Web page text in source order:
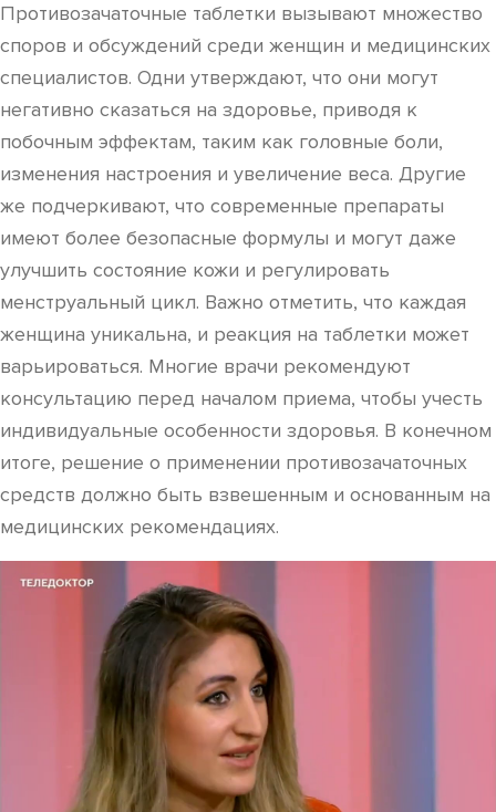
Противозачаточные таблетки вызывают множество
споров и обсуждений среди женщин и медицинских
специалистов. Одни утверждают, что они могут
негативно сказаться на здоровье, приводя к
побочным эффектам, таким как головные боли,
изменения настроения и увеличение веса. Другие
же подчеркивают, что современные препараты
имеют более безопасные формулы и могут даже
улучшить состояние кожи и регулировать
менструальный цикл. Важно отметить, что каждая
женщина уникальна, и реакция на таблетки может
варьироваться. Многие врачи рекомендуют
консультацию перед началом приема, чтобы учесть
индивидуальные особенности здоровья. В конечном
итоге, решение о применении противозачаточных
средств должно быть взвешенным и основанным на
медицинских рекомендациях.